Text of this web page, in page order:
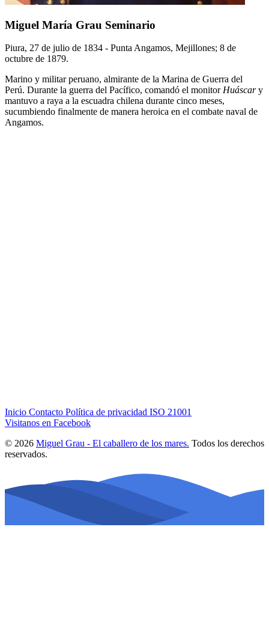
Miguel María Grau Seminario
Piura, 27 de julio de 1834 - Punta Angamos, Mejillones; 8 de
octubre de 1879.
Marino y militar peruano, almirante de la Marina de Guerra del
Perú. Durante la guerra del Pacífico, comandó el monitor Huáscary
mantuvo a raya a la escuadra chilena durante cinco meses,
sucumbiendo finalmente de manera heroica en el combate naval de
Angamos.
Inicio Contacto Política de privacidad ISO 21001
Visitanos en Facebook
© 2026 Miguel Grau - El caballero de los mares. Todos los derechos
reservados.